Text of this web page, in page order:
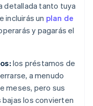
detallada tanto tuya
incluirás un plan de
y pagarás el
los préstamos de
a menudo
meses, pero sus
los convierten